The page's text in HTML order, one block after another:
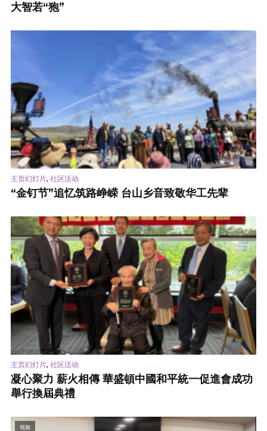
大智若“狍”
主页幻灯片, 社区活动
“金钉节”追忆筑路峥嵘 台山乡音致敬华工先辈
主页幻灯片, 社区活动
凝心聚力 薪火相傳 華盛頓中國和平統一促進會成功
舉行換屆典禮
视频